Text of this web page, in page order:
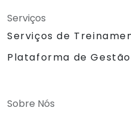
Serviços
Serviços de
Plataforma de
Sobre Nós